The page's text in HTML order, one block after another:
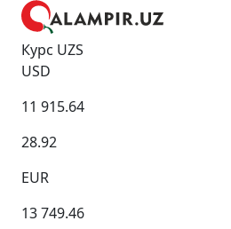
Курс UZS
USD
11 915.64
28.92
EUR
13 749.46